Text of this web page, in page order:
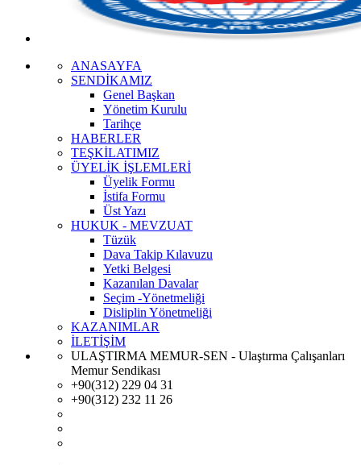
ANASAYFA
SENDİKAMIZ
Genel Başkan
Yönetim Kurulu
Tarihçe
HABERLER
TEŞKİLATIMIZ
ÜYELİK İŞLEMLERİ
Üyelik Formu
İstifa Formu
Üst Yazı
HUKUK - MEVZUAT
Tüzük
Dava Takip Kılavuzu
Yetki Belgesi
Kazanılan Davalar
Seçim -Yönetmeliği
Disliplin Yönetmeliği
KAZANIMLAR
İLETİŞİM
ULAŞTIRMA MEMUR-SEN - Ulaştırma Çalışanları
Memur Sendikası
+90(312) 229 04 31
+90(312) 232 11 26